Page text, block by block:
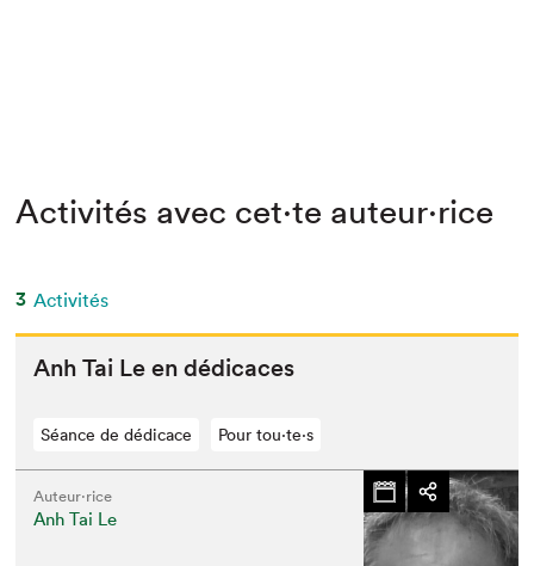
Activités avec cet·te auteur·rice
3 Activités
Anh Tai Le en dédicaces
Séance de dédicace Pour tou⋅te⋅s
Auteur·rice
Anh Tai Le